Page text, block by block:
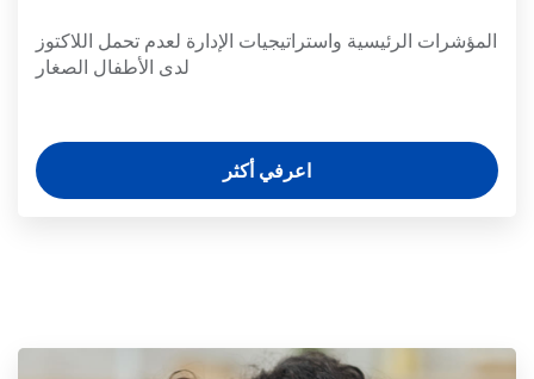
المؤشرات الرئيسية واستراتيجيات الإدارة لعدم تحمل اللاكتوز
لدى الأطفال الصغار
اعرفي أكثر